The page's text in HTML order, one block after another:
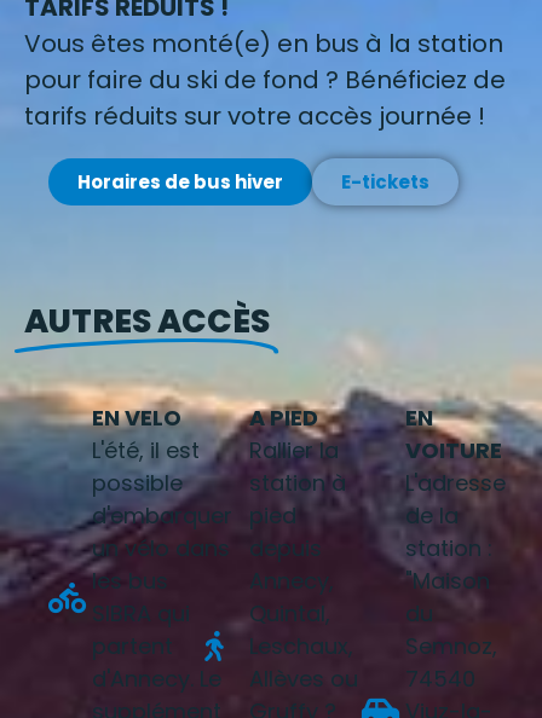
TARIFS REDUITS !
Vous êtes monté(e) en bus à la station
pour faire du ski de fond ? Bénéficiez de
tarifs réduits sur votre accès journée !
Horaires de bus hiver E-tickets
AUTRES ACCÈS
EN VELO
L'été, il est
possible
d'embarquer
un vélo dans
les bus
SIBRA qui
partent
d'Annecy. Le
supplément
A PIED
Rallier la
station à
pied
depuis
Annecy,
Quintal,
Leschaux,
Allèves ou
Gruffy ?
EN
VOITURE
L'adresse
de la
station :
"Maison
du
Semnoz,
74540
Viuz-la-